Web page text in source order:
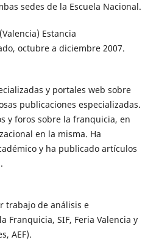
sedes de la Escuela Nacional.
Estancia
octubre a diciembre 2007.
y portales web sobre
publicaciones especializadas.
y foros sobre la franquicia, en
en la misma. Ha
y ha publicado artículos
trabajo de análisis e
Franquicia, SIF, Feria Valencia y
AEF).